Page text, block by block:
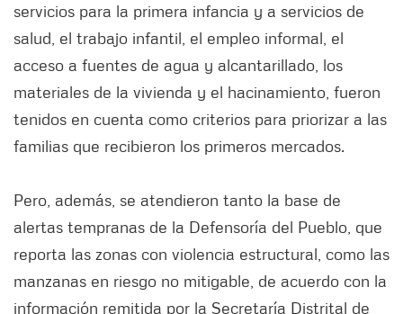
servicios para la primera infancia y a servicios de
salud, el trabajo infantil, el empleo informal, el
acceso a fuentes de agua y alcantarillado, los
materiales de la vivienda y el hacinamiento, fueron
tenidos en cuenta como criterios para priorizar a las
familias que recibieron los primeros mercados.
Pero, además, se atendieron tanto la base de
alertas tempranas de la Defensoría del Pueblo, que
reporta las zonas con violencia estructural, como las
manzanas en riesgo no mitigable, de acuerdo con la
información remitida por la Secretaría Distrital de